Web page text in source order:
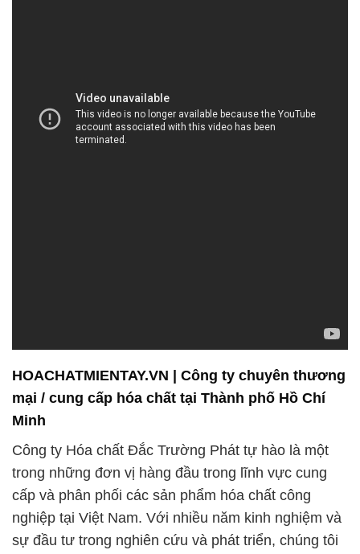
HOACHATMIENTAY.VN | Công ty chuyên thương
mại / cung cấp hóa chất tại Thành phố Hồ Chí
Minh
Công ty Hóa chất Đắc Trường Phát tự hào là một
trong những đơn vị hàng đầu trong lĩnh vực cung
cấp và phân phối các sản phẩm hóa chất công
nghiệp tại Việt Nam. Với nhiều năm kinh nghiệm và
sự đầu tư trong nghiên cứu và phát triển, chúng tôi